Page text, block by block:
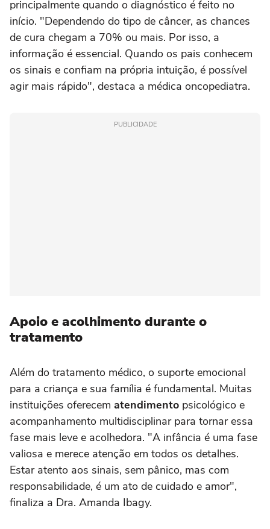
principalmente quando o diagnóstico é feito no
início. "Dependendo do tipo de câncer, as chances
de cura chegam a 70% ou mais. Por isso, a
informação é essencial. Quando os pais conhecem
os sinais e confiam na própria intuição, é possível
agir mais rápido", destaca a médica oncopediatra.
PUBLICIDADE
Apoio e acolhimento durante o
tratamento
Além do tratamento médico, o suporte emocional
para a criança e sua família é fundamental. Muitas
instituições oferecem atendimento psicológico e
acompanhamento multidisciplinar para tornar essa
fase mais leve e acolhedora. "A infância é uma fase
valiosa e merece atenção em todos os detalhes.
Estar atento aos sinais, sem pânico, mas com
responsabilidade, é um ato de cuidado e amor",
finaliza a Dra. Amanda Ibagy.